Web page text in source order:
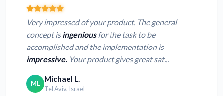
Very impressed of your product. The general
concept isingeniousfor the task to be
accomplished and the implementation is
impressive. Your product gives great sat...
ML Michael L.
Tel Aviv, Israel